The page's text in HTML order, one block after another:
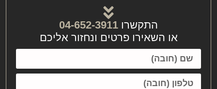
התקשרו 04-652-3911
או השאירו פרטים ונחזור אליכם